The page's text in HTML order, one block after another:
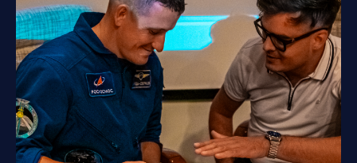
Официальный партнёр АО «ЦЭНКИ»
ООО ТК «Страна Космического
Туризма»
2009−2026гг. Все права защищены.
Копирование запрещено
Политика конфиденциальности
«Космос» — это непросто, оно того
стоит!
Мы будем вместе продолжать работать
и двигаться только вперёд!